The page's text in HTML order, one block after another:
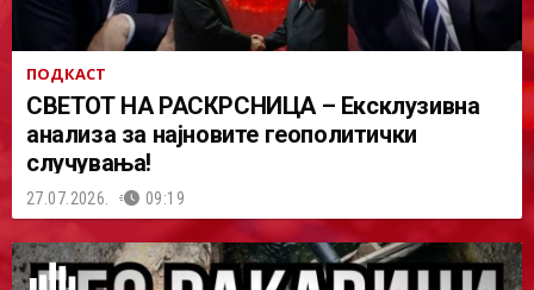
ПОДКАСТ
СВЕТОТ НА РАСКРСНИЦА – Ексклузивна
анализа за најновите геополитички
случувања!
27.07.2026. 09:19